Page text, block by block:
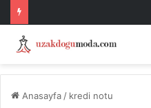
Anasayfa / kredi notu